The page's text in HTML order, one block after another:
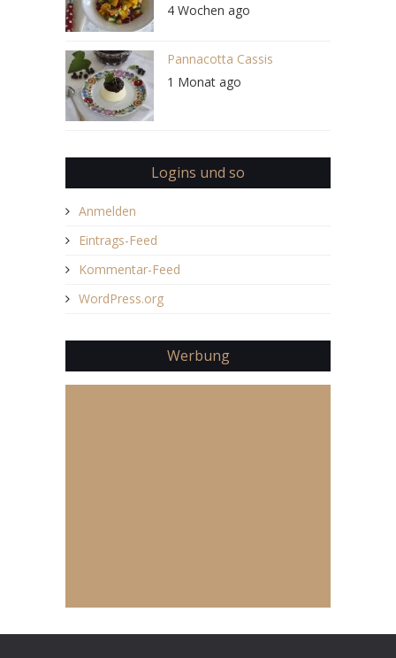
4 Wochen ago
Pannacotta Cassis
1 Monat ago
Logins und so
Anmelden
Eintrags-Feed
Kommentar-Feed
WordPress.org
Werbung